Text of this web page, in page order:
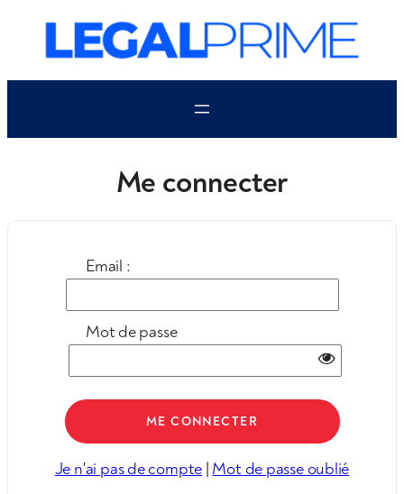
contenu
Me connecter
Email :
Mot de passe
Je n'ai pas de compte | Mot de passe oublié